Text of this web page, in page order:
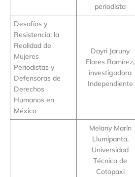
periodista
Desafíos y
Resistencia: la
Realidad de
Mujeres
Periodistas y
Defensoras de
Derechos
Humanos en
México
Dayri Jaruny
Flores Ramírez,
investigadora
Independiente
Melany Marín
Llumipanta,
Universidad
Técnica de
Cotopaxi